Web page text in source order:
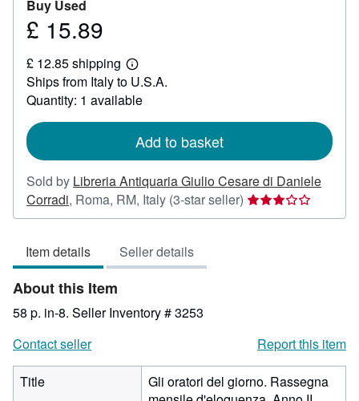
Buy Used
Price
15.89
£ 15.89
£ 12.85 shipping
Learn
more
about
shipping
Ships from Italy to U.S.A.
Quantity: 1 available
Add to basket
Sold by Libreria Antiquaria Giulio Cesare di Daniele
Corradi, Roma, RM, Italy (3-star seller) Seller
rating
Item details Seller details
About this Item
58 p. in-8. Seller Inventory # 3253
Contact seller
Report this item
Title
Gli oratori del giorno. Rassegna